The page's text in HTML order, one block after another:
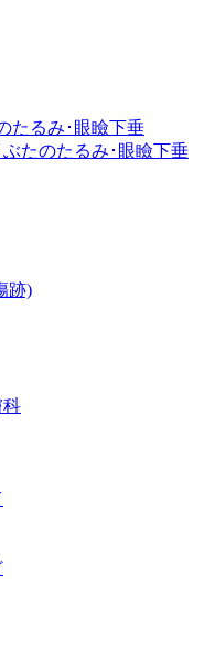
たるみ･眼瞼下垂
たのたるみ･眼瞼下垂
跡)
科